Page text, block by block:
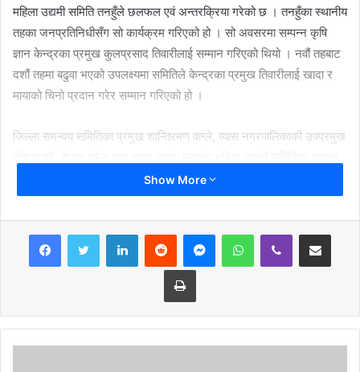
महिला उद्यमी समिति तनहुँले छलफल एवं अन्तरक्रिया गरेको छ । तनहुँका स्थानीय
तहका जनप्रतिनिधीसँग सो कार्यक्रम गरिएको हो । सो अवसरमा सम्पन्न कृषि
ज्ञान केन्द्रका प्रमुख कुलप्रसाद तिवारीलाई सम्मान गरिएको थियो । नवौं तहबाट
दशौं तहमा बढुवा भएको उपलक्ष्यमा समितिले केन्द्रका प्रमुख तिवारीलाई खादा र
मायाको चिनो प्रदान गरेर सम्मान गरिएको हो ।
जिल्ला समन्वय समितिका प्रमुख शान्तिरमण वाग्ले, व्यास नगरपालिकाकी उपप्रमुख
कल्पना गौली लगायतका अतिथीहरुले तिवारीलाई सम्मान तथा बधाई व्यक्त गर्नु
भएको थियो । उक्त कार्यक्रममा भीमाद नगरपालिकाका नगरप्रमुख दधिराज
सुवेदी,म्याग्दे गाउँपालिकाका अध्यक्ष श्रीप्रसाद श्रेष्ठ,घिरिङ्ग गाउँपालिकाका
अध्यक्ष होमबहादुर थापा,ऋषिङ्गगाउँपालिकाका अध्यक्ष राजेन्द्रकृष्ण श्रेष्ठ
लगायतको उपस्थिति रहेको थियो ।
समितिको छलफल तथा अन्तरक्रिया कार्यक्रममा जिल्लाका दश वटै पालिकाका
पत्रचार गरेपनि पाँच पालिकाबाट मात्रै जनप्रतिनिधीहरु सहभागी भएका थिए । सो
Show More
Print